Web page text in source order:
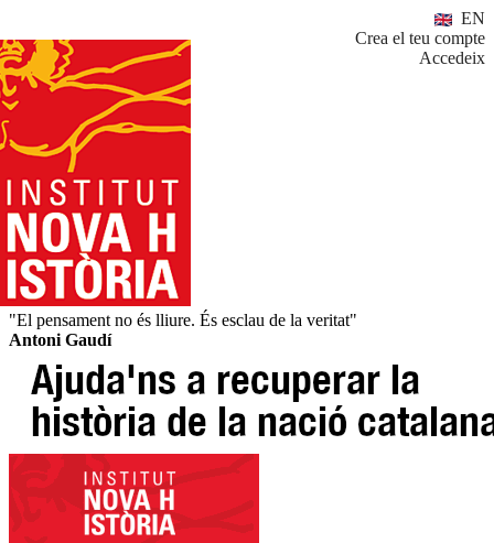
EN
Crea el teu compte
Accedeix
"El pensament no és lliure. És esclau de la veritat"
Antoni Gaudí